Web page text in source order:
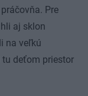
Pre
aj sklon
na veľkú
deťom priestor